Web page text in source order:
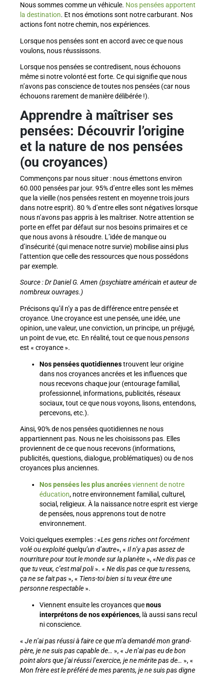
Nous sommes comme un véhicule. Nos pensées apportent
la destination. Et nos émotions sont notre carburant. Nos
actions font notre chemin, nos expériences.
Lorsque nos pensées sont en accord avec ce que nous
voulons, nous réussissons.
Lorsque nos pensées se contredisent, nous échouons
même si notre volonté est forte. Ce qui signifie que nous
n’avons pas conscience de toutes nos pensées (car nous
échouons rarement de manière délibérée !).
Apprendre à maîtriser ses
pensées: Découvrir l’origine
et la nature de nos pensées
(ou croyances)
Commençons par nous situer : nous émettons environ
60.000 pensées par jour. 95% d’entre elles sont les mêmes
que la vieille (nos pensées restent en moyenne trois jours
dans notre esprit). 80 % d’entre elles sont négatives lorsque
nous n’avons pas appris à les maîtriser. Notre attention se
porte en effet par défaut sur nos besoins primaires et ce
que nous avons à résoudre. L’idée de manque ou
d’insécurité (qui menace notre survie) mobilise ainsi plus
l’attention que celle des ressources que nous possédons
par exemple.
Source : Dr Daniel G. Amen (psychiatre américain et auteur de
nombreux ouvrages.)
Précisons qu’il n’y a pas de différence entre pensée et
croyance. Une croyance est une pensée, une idée, une
opinion, une valeur, une conviction, un principe, un préjugé,
un point de vue, etc. En réalité, tout ce que nouspensons
est « croyance ».
Nos pensées quotidiennestrouvent leur origine
dans nos croyances ancrées et les influences que
nous recevons chaque jour (entourage familial,
professionnel, informations, publicités, réseaux
sociaux, tout ce que nous voyons, lisons, entendons,
percevons, etc.).
Ainsi, 90% de nos pensées quotidiennes ne nous
appartiennent pas. Nous ne les choisissons pas. Elles
proviennent de ce que nous recevons (informations,
publicités, questions, dialogue, problématiques) ou de nos
croyances plus anciennes.
Nos pensées les plus ancréesviennent de notre
éducation, notre environnement familial, culturel,
social, religieux. À la naissance notre esprit est vierge
de pensées, nous apprenons tout de notre
environnement.
Voici quelques exemples : «Les gens riches ont forcément
volé ou exploité quelqu’un d’autre», « Il n’y a pas assez de
nourriture pour tout le monde sur la planète», «Ne dis pas ce
que tu veux, c’est mal poli». « Ne dis pas ce que tu ressens,
ça ne se fait pas», « Tiens-toi bien si tu veux être une
personne respectable».
Viennent ensuite les croyances quenous
interprétons de nos expériences, là aussi sans recul
ni conscience.
« Je n’ai pas réussi à faire ce que m’a demandé mon grand-
père, je ne suis pas capable de… », « Je n’ai pas eu de bon
point alors que j’ai réussi l’exercice, je ne mérite pas de… », «
Mon frère est le préféré de mes parents, je ne suis pas digne